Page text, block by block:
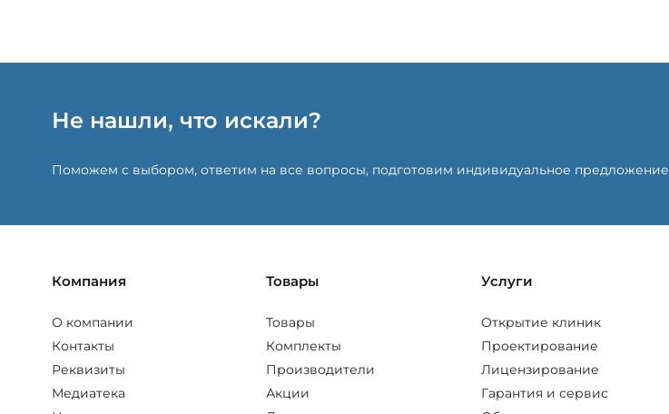
Не нашли, что искали?
Поможем с выбором, ответим на все вопросы, подготовим индивидуальное предложение
Компания
О компании
Контакты
Реквизиты
Медиатека
Товары
Товары
Комплекты
Производители
Акции
Услуги
Открытие клиник
Проектирование
Лицензирование
Гарантия и сервис